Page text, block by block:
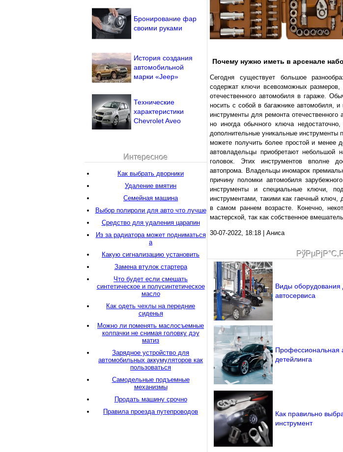
Почему нужно иметь в арсенале
Сегодня существует большое
содержат ключи всевозможных
отечественного автомобиля в гараже.
носить с собой в багажнике автомобиля,
инструменты для ремонта
но иногда обычного ключа
дополнительные уникальные инструменты
можете получить более простой и менее
автовладельцы приобретают небольшой
головок. Этих инструментов вполне
автопрома. Владельцы иномарок
причину поломки автомобиля
инструменты и специальные ключи,
инструментами, такими как гаечный
в самом раннем возрасте. Конечно,
мастерской, так как собственное
30-07-2022, 18:18 | Аниса
Виды оборудования
автосервиса
Профессиональная
детейлинга
Как правильно
инструмент
Бронирование фар
своими руками
История создания
автомобильной
марки «Jeep»
Технические
характеристики
Chevrolet Aveo
Интересное
Как выбрать дворники
Удаление вмятин
Семейная машина
Выбор полироли для авто что лучше
Средство для удаления царапин
Из за радиатора может подниматься
а
Какую сигнализацию установить
Замена втулок стартера
Что будет если смешать
синтетическое и полусинтетическое
масло
Как одеть чехлы на передние
сиденья
Можно ли поменять маслосъемные
колпачки не снимая головку дэу
матиз
Зарядное устройство для
автомобильных аккумуляторов как
пользоваться
Самодельные подъемные
механизмы
Продать машину срочно
Правила проезда путепроводов